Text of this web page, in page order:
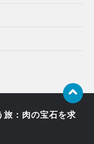
旅：肉の宝石を求